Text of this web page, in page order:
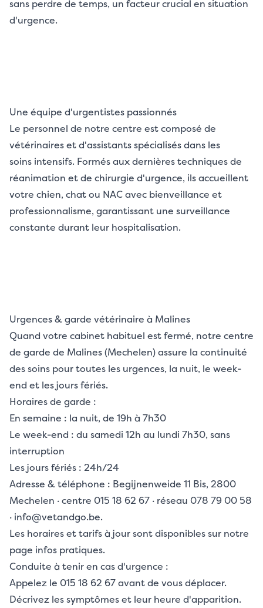
sans perdre de temps, un facteur crucial en situation
d'urgence.
Une équipe d'urgentistes passionnés
Le personnel de notre centre est composé de
vétérinaires et d'assistants spécialisés dans les
soins intensifs. Formés aux dernières techniques de
réanimation et de chirurgie d'urgence, ils accueillent
votre chien, chat ou NAC avec bienveillance et
professionnalisme, garantissant une surveillance
constante durant leur hospitalisation.
Urgences & garde vétérinaire à Malines
Quand votre cabinet habituel est fermé, notre centre
de garde de Malines (Mechelen) assure la continuité
des soins pour toutes les urgences, la nuit, le week-
end et les jours fériés.
Horaires de garde :
En semaine : la nuit, de 19h à 7h30
Le week-end : du samedi 12h au lundi 7h30, sans
interruption
Les jours fériés : 24h/24
Adresse & téléphone : Begijnenweide 11 Bis, 2800
Mechelen · centre 015 18 62 67 · réseau 078 79 00 58
· info@vetandgo.be.
Les horaires et tarifs à jour sont disponibles sur notre
page infos pratiques.
Conduite à tenir en cas d'urgence :
Appelez le 015 18 62 67 avant de vous déplacer.
Décrivez les symptômes et leur heure d'apparition.